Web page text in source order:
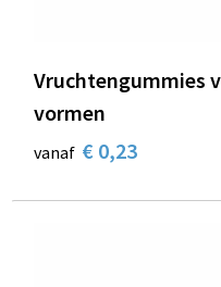
Vruchtengummies
vormen
vanaf € 0,23